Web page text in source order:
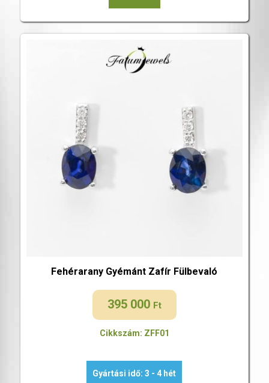
Fehérarany Gyémánt Zafír Fülbevaló
395 000 Ft
Cikkszám: ZFF01
Gyártási idő: 3 - 4 hét